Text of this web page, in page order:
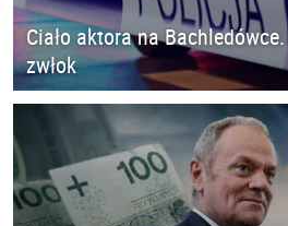
Ciało aktora na
zwłok